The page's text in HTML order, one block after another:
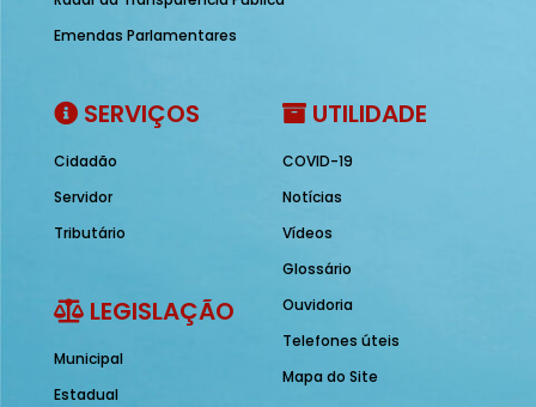
Emendas Parlamentares
SERVIÇOS
Cidadão
Servidor
Tributário
LEGISLAÇÃO
Municipal
Estadual
UTILIDADE
COVID-19
Notícias
Vídeos
Glossário
Ouvidoria
Telefones úteis
Mapa do Site